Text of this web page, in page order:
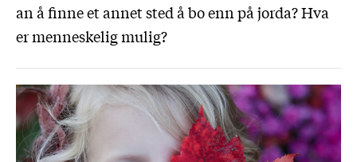
an å finne et annet sted å bo enn på jorda? Hva
er menneskelig mulig?